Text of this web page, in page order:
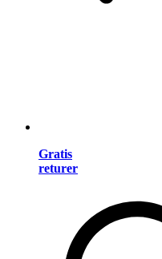
Gratis
returer